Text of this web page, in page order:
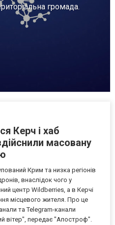
громада.
Керч і хаб
масовану
Крим та низка регіонів
внаслідок чого у
центр Wildberries, а в Керчі
місцевого жителя. Про це
та Telegram-канали
вітер", передає "Апостроф".